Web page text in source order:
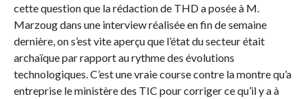
cette question que la rédaction de THD a posée à M.
Marzoug dans une interview réalisée en fin de semaine
dernière, on s’est vite aperçu que l’état du secteur était
archaïque par rapport au rythme des évolutions
technologiques. C’est une vraie course contre la montre qu’a
entreprise le ministère des TIC pour corriger ce qu’il y a à